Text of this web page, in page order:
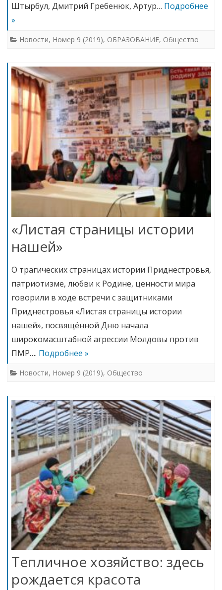
Штырбул, Дмитрий Гребенюк, Артур… Подробнее
»
Новости, Номер 9 (2019), ОБРАЗОВАНИЕ, Общество
«Листая страницы истории
нашей»
О трагических страницах истории Приднестровья,
патриотизме, любви к Родине, ценности мира
говорили в ходе встречи с защитниками
Приднестровья «Листая страницы истории
нашей», посвящённой Дню начала
широкомасштабной агрессии Молдовы против
ПМР…. Подробнее »
Новости, Номер 9 (2019), Общество
Тепличное хозяйство: здесь
рождается красота